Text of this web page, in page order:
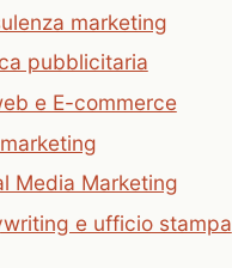
marketing
pubblicitaria
e E-commerce
Media Marketing
e ufficio stampa